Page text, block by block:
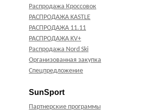
Распродажа Кроссовок
РАСПРОДАЖА KASTLE
РАСПРОДАЖА 11.11
РАСПРОДАЖА KV+
Распродажа Nord Ski
Организованная закупка
Спецпредложение
SunSport
Партнерские программы